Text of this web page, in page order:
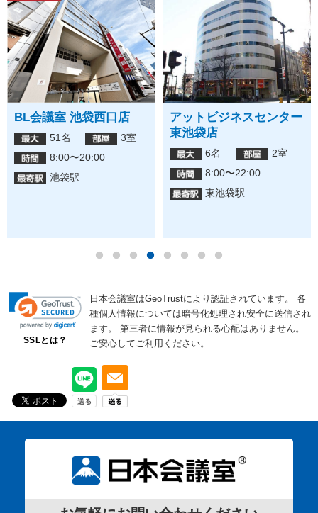
BL会議室 池袋西口店
51名
3室
8:00〜20:00
池袋駅
アットビジネスセンター
東池袋店
6名
2室
8:00〜22:00
東池袋駅
SSLとは？
日本会議室はGeoTrustにより認証されています。
各
種個人情報については暗号化処理され安全に送信され
ます。
第三者に情報が見られる心配はありません。
ご安心してご利用ください。